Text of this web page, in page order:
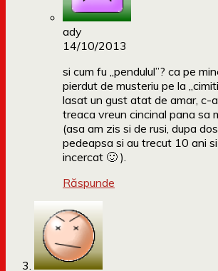
ady
14/10/2013
si cum fu „pendulul”? ca pe
pierdut de musteriu pe la
lasat un gust atat de amar, c-
treaca vreun cincinal pana sa
(asa am zis si de rusi, dupa
pedeapsa si au trecut 10 ani
incercat 🙂 ).
Răspunde